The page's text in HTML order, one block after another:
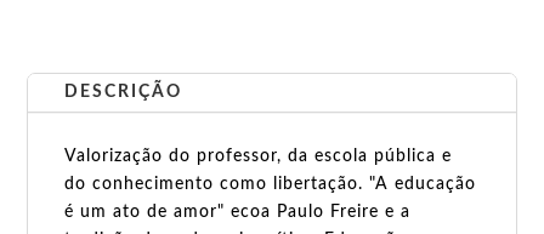
DESCRIÇÃO
Valorização do professor, da escola pública e
do conhecimento como libertação. "A educação
é um ato de amor" ecoa Paulo Freire e a